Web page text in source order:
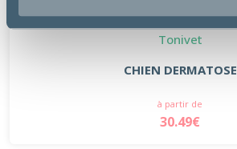
Tonivet
CHIEN DERMATOSE
à partir de
30.49€